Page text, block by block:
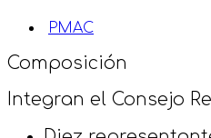
PMAC
Composición
Integran el Consejo